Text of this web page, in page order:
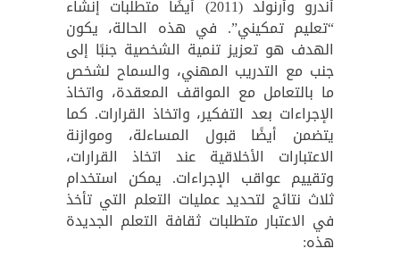
أندرو وأرنولد (2011) أيضًا متطلبات إنشاء
“تعليم تمكيني”. في هذه الحالة، يكون
الهدف هو تعزيز تنمية الشخصية جنبًا إلى
جنب مع التدريب المهني، والسماح لشخص
ما بالتعامل مع المواقف المعقدة، واتخاذ
الإجراءات بعد التفكير، واتخاذ القرارات. كما
يتضمن أيضًا قبول المساءلة، وموازنة
الاعتبارات الأخلاقية عند اتخاذ القرارات،
وتقييم عواقب الإجراءات. يمكن استخدام
ثلاث نتائج لتحديد عمليات التعلم التي تأخذ
في الاعتبار متطلبات ثقافة التعلم الجديدة
هذه: